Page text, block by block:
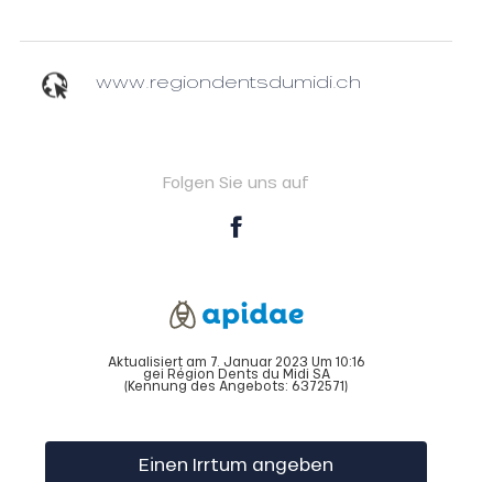
www.regiondentsdumidi.ch
Folgen Sie uns auf
Aktualisiert am 7. Januar 2023 Um 10:16
gei Région Dents du Midi SA
(Kennung des Angebots: 6372571)
Einen Irrtum angeben